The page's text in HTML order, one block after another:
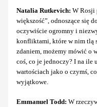
Natalia Rutkevich: W Rosji
większość”, odnoszące się
oczywiście ogromny i
konfliktami, które w nim tlą
zdaniem, możemy mówić o
coś, co je jednoczy? I na ile
wartościach jako o czymś,
wyjątkowe.
Emmanuel Todd: W